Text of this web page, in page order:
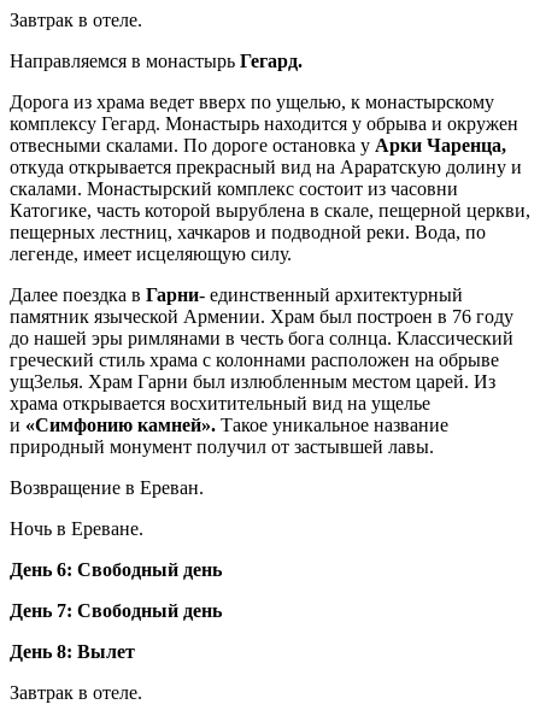
Завтрак в отеле.
Направляемся в монастырь Гегард.
Дорога из храма ведет вверх по ущелью, к монастырскому
комплексу Гегард. Монастырь находится у обрыва и окружен
отвесными скалами. По дороге остановка у Арки Чаренца,
откуда открывается прекрасный вид на Араратскую долину и
скалами. Монастырский комплекс состоит из часовни
Катогике, часть которой вырублена в скале, пещерной церкви,
пещерных лестниц, хачкаров и подводной реки. Вода, по
легенде, имеет исцеляющую силу.
Далее поездка в Гарни- единственный архитектурный
памятник языческой Армении. Храм был построен в 76 году
до нашей эры римлянами в честь бога солнца. Классический
греческий стиль храма с колоннами расположен на обрыве
ущ3елья. Храм Гарни был излюбленным местом царей. Из
храма открывается восхитительный вид на ущелье
и «Симфонию камней». Такое уникальное название
природный монумент получил от застывшей лавы.
Возвращение в Ереван.
Ночь в Ереване.
День 6: Свободный день
День 7: Свободный день
День 8: Вылет
Завтрак в отеле.